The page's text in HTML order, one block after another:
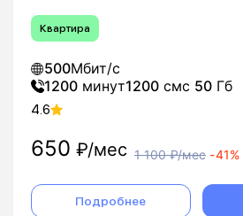
Квартира
500Мбит/с
1200 минут1200 смс 50 Гб
4.6
650 ₽/мес 1 100₽/мес -41%
Подробнее